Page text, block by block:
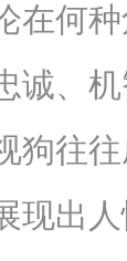
在何
诚、
狗往
现出